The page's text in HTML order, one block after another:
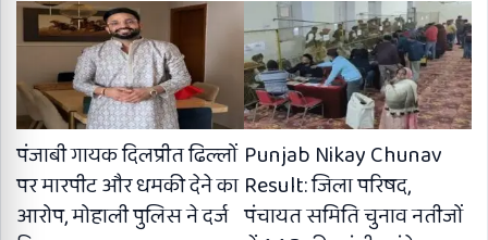
पंजाबी गायक दिलप्रीत ढिल्लों
पर मारपीट और धमकी देने का
आरोप, मोहाली पुलिस ने दर्ज
Punjab Nikay Chunav
Result: जिला परिषद,
पंचायत समिति चुनाव नतीजों